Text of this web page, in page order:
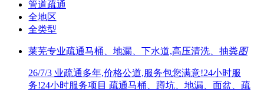
管道疏通
全地区
全类型
莱芜专业疏通马桶、地漏、下水道,高压清洗、抽粪图
26/7/3 业疏通多年,价格公道,服务包您满意!24小时服
务!24小时服务项目 疏通马桶、蹲坑、地漏、面盆、疏